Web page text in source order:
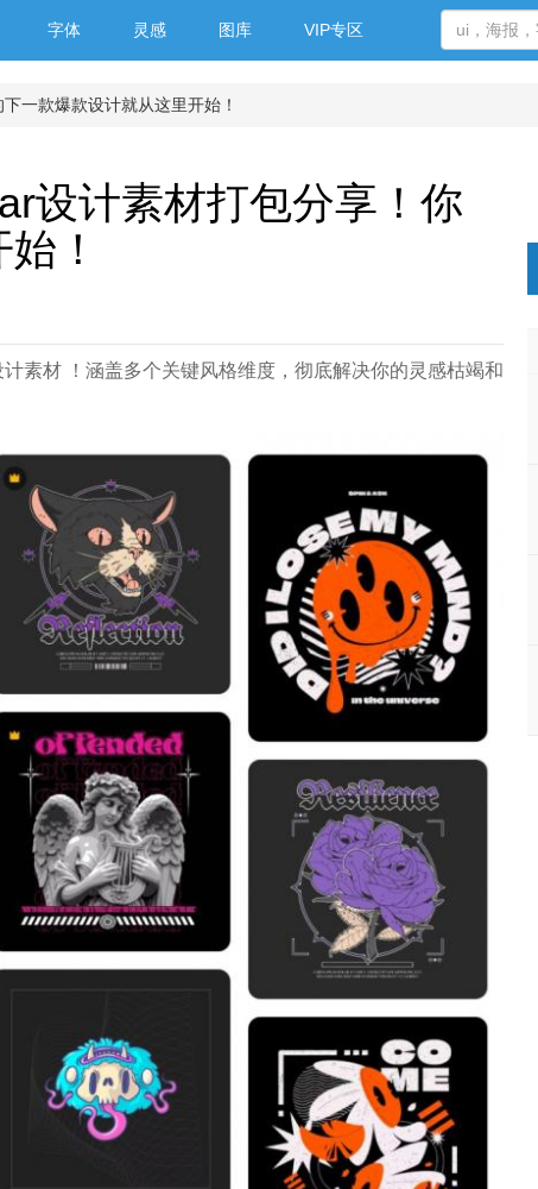
字体 灵感 图库 VIP专区
一款爆款设计就从这里开始！
设计素材打包分享！你
！
素材​​ ！涵盖多个关键风格维度，彻底解决你的灵感枯竭和